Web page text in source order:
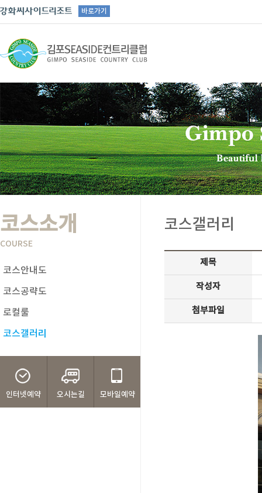
바로가기
코스소개
COURSE
코스안내도
코스공략도
로컬룰
코스갤러리
인터넷예약 오시는길 모바일예약
코스갤러리
제목
작성자
첨부파일